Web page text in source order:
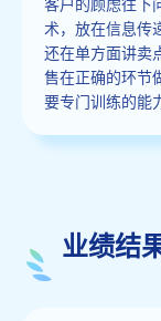
术，放在信息传
还在单方面讲卖
售在正确的环节
要专门训练的能
业绩结